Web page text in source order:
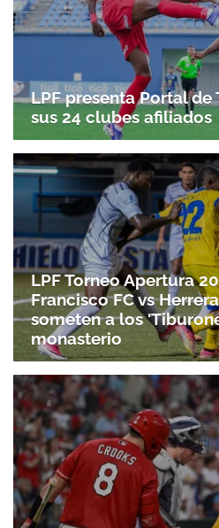
Gracias por
LPF presenta Portal de
sus 24 clubes afiliados
LPF Torneo Apertura
Francisco FC vs
someten a los
monasterio